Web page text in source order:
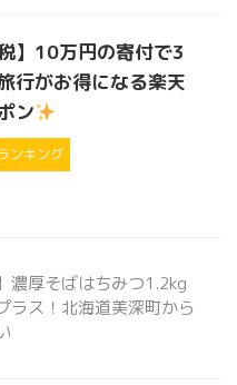
】10万円の寄付で3
行がお得になる楽天
ン
ンキング
濃厚そばはちみつ1.2kg
ラス！北海道美深町から